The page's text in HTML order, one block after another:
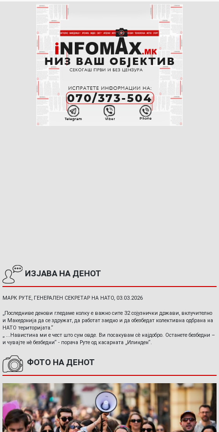
ИЗЈАВА НА ДЕНОТ
МАРК РУТЕ, ГЕНЕРАЛЕН СЕКРЕТАР НА НАТО, 03.03.2026
„Последниве денови гледаме колку е важно сите 32 сојузнички држави, вклучително
и Македонија да се здружат, да работат заедно и да обезбедат колективна одбрана на
НАТО територијата.“
„ ...Навистина ми е чест што сум овде. Ви посакувам сè најдобро. Останете безбедни –
и чувајте нè безбедни“ - порача Руте од касарната „Илинден“.
ФОТО НА ДЕНОТ